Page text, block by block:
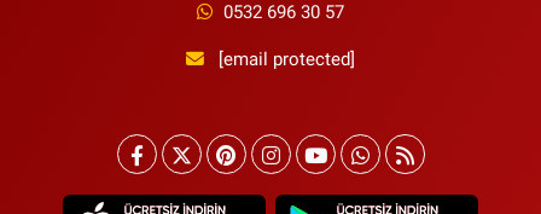
0532 696 30 57
[email protected]